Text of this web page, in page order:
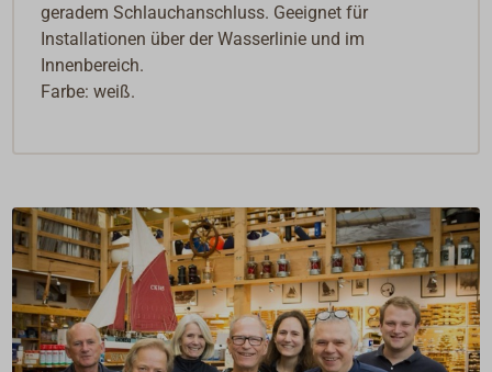
geradem Schlauchanschluss. Geeignet für
Installationen über der Wasserlinie und im
Innenbereich.
Farbe: weiß.